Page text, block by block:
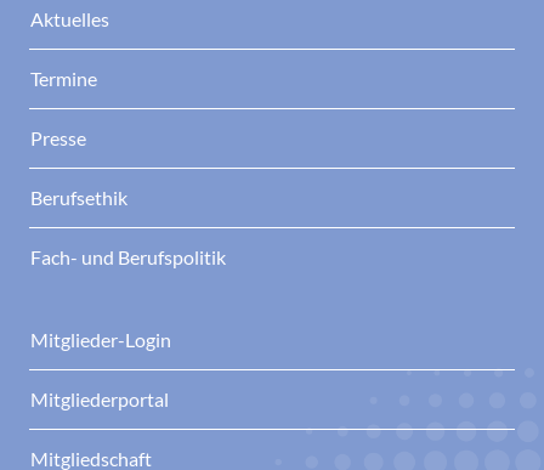
Aktuelles
Termine
Presse
Berufsethik
Fach- und Berufspolitik
Mitglieder-Login
Mitgliederportal
Mitgliedschaft